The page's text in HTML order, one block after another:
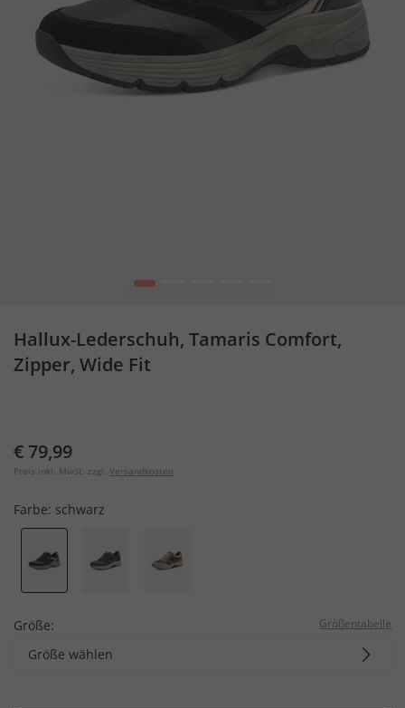
1
Hallux-Lederschuh, Tamaris Comfort,
Zipper, Wide Fit
€ 79,99
Preis inkl. MwSt. zzgl. Versandkosten
Farbe: schwarz
Größe: Größentabelle
Größe wählen